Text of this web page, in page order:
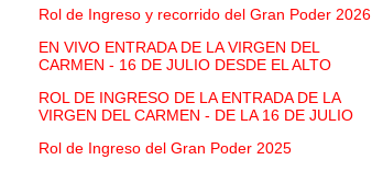
Rol de Ingreso y recorrido del Gran Poder 2026
EN VIVO ENTRADA DE LA VIRGEN DEL
CARMEN - 16 DE JULIO DESDE EL ALTO
ROL DE INGRESO DE LA ENTRADA DE LA
VIRGEN DEL CARMEN - DE LA 16 DE JULIO
Rol de Ingreso del Gran Poder 2025